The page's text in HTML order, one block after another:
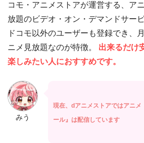
コモ・アニメストアが運営する、ア
放題のビデオ・オン・デマンドサービ
ドコモ以外のユーザーも登録でき、
ニメ見放題なのが特徴。 出来るだけ
楽しみたい人におすすめです。
みう
現在、dアニメストアではアニメ
ール』は配信しています